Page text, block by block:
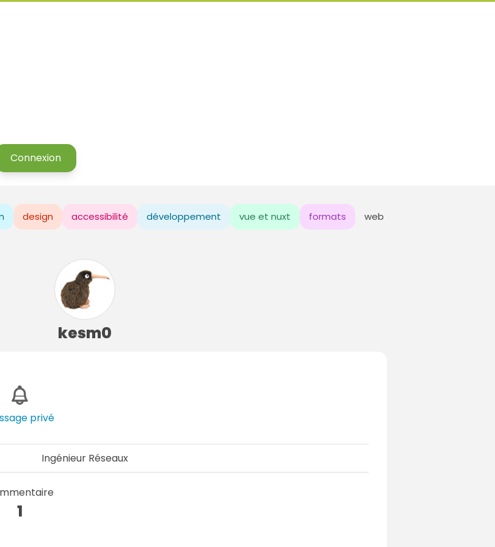
Connexion
design accessibilité développement vue et nuxt formats web
kesm0
privé
Ingénieur Réseaux
1